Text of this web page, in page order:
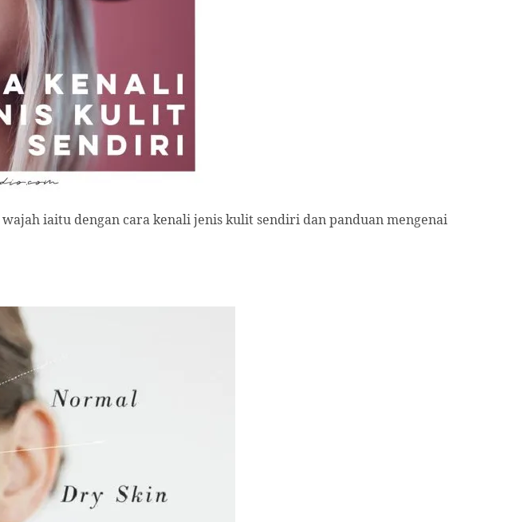
iaitu dengan cara kenali jenis kulit sendiri dan panduan mengenai